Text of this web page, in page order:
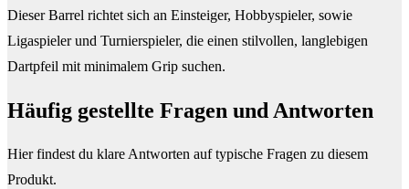
Dieser Barrel richtet sich an Einsteiger, Hobbyspieler, sowie
Ligaspieler und Turnierspieler, die einen stilvollen, langlebigen
Dartpfeil mit minimalem Grip suchen.
Häufig gestellte Fragen undAntworten
Hier findest du klare Antworten auf typische Fragen zu diesem
Produkt.